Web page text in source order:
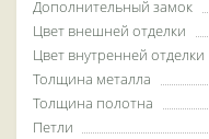
Дополнительный замок
Цвет внешней отделки
Цвет внутренней отделки
Толщина металла
Толщина полотна
Петли